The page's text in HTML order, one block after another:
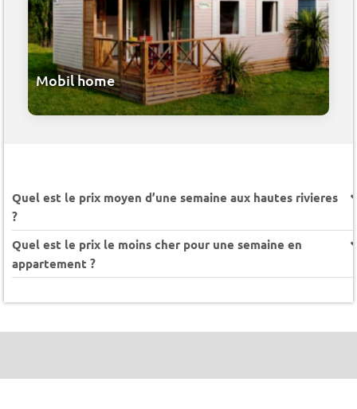
Mobil home
Quel est le prix moyen d’une semaine aux hautes rivieres
?
Quel est le prix le moins cher pour une semaine en
appartement ?